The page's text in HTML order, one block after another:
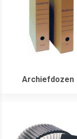
Archiefdozen